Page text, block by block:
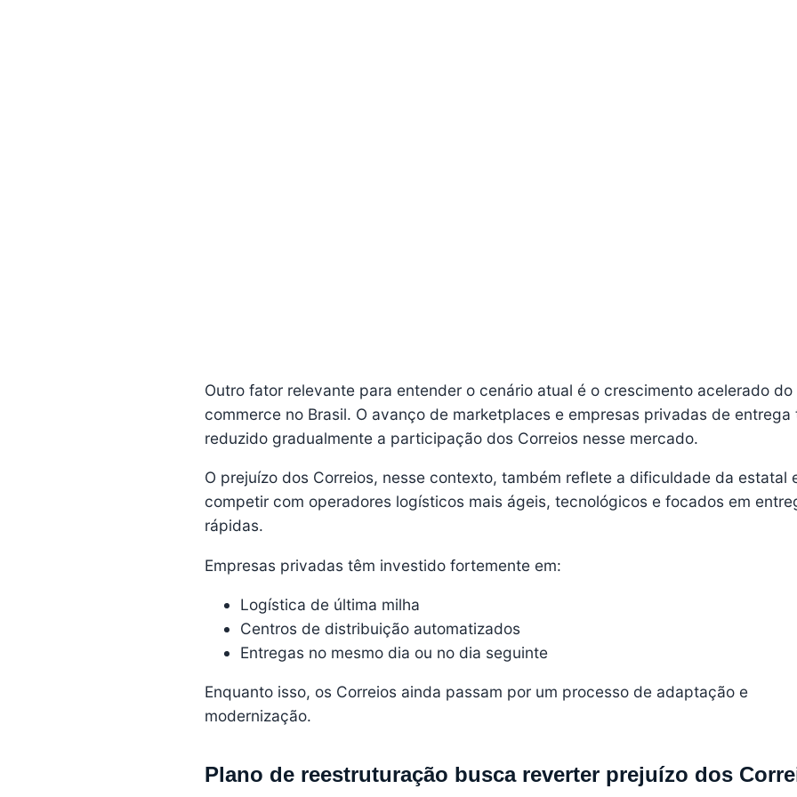
Outro fator relevante para entender o cenário atual é o crescimento acelerado
commerce no Brasil. O avanço de marketplaces e empresas privadas de entrega
reduzido gradualmente a participação dos Correios nesse mercado.
O prejuízo dos Correios, nesse contexto, também reflete a dificuldade da estatal
competir com operadores logísticos mais ágeis, tecnológicos e focados em
rápidas.
Empresas privadas têm investido fortemente em:
Logística de última milha
Centros de distribuição automatizados
Entregas no mesmo dia ou no dia seguinte
Enquanto isso, os Correios ainda passam por um processo de adaptação e
modernização.
Plano de reestruturação busca reverter prejuízo dos